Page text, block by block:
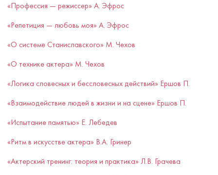
«Профессия — режиссер» А. Эфрос
«Репетиция — любовь моя» А. Эфрос
«О системе Станиславского» М. Чехов
«О технике актера» М. Чехов
«Логика словесных и бессловесных действий» Ершов П.
«Взаимодействие людей в жизни и на сцене» Ершов П.
«Испытание памятью» Е. Лебедев
«Ритм в искусстве актера» В.А. Гринер
«Актерский тренинг: теория и практика» Л.В. Грачева